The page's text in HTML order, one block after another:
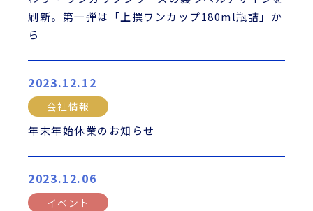
刷新。第一弾は「上撰ワンカップ180ml瓶詰」か
ら
2023.12.12
会社情報
年末年始休業のお知らせ
2023.12.06
イベント